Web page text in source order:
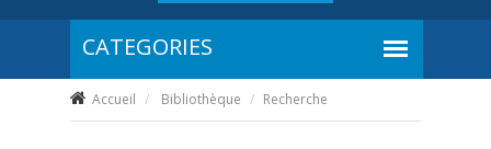
Accueil Bibliothèque Recherche